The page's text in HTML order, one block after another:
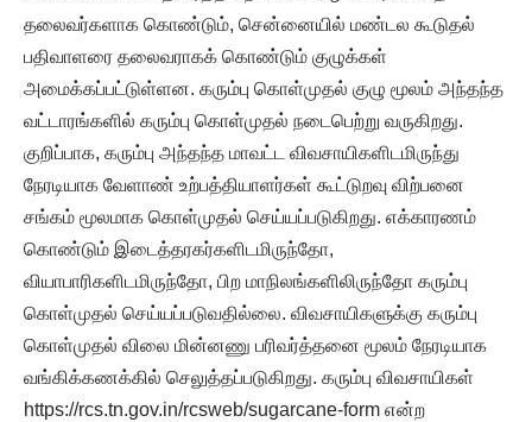
தலைவர்களாக கொண்டும், சென்னையில் மண்டல கூடுதல்
பதிவாளரை தலைவராகக் கொண்டும் குழுக்கள்
அமைக்கப்பட்டுள்ளன. கரும்பு கொள்முதல் குழு மூலம் அந்தந்த
வட்டாரங்களில் கரும்பு கொள்முதல் நடைபெற்று வருகிறது.
குறிப்பாக, கரும்பு அந்தந்த மாவட்ட விவசாயிகளிடமிருந்து
நேரடியாக வேளாண் உற்பத்தியாளர்கள் கூட்டுறவு விற்பனை
சங்கம் மூலமாக கொள்முதல் செய்யப்படுகிறது. எக்காரணம்
கொண்டும் இடைத்தரகர்களிடமிருந்தோ,
வியாபாரிகளிடமிருந்தோ, பிற மாநிலங்களிலிருந்தோ கரும்பு
கொள்முதல் செய்யப்படுவதில்லை. விவசாயிகளுக்கு கரும்பு
கொள்முதல் விலை மின்னணு பரிவர்த்தனை மூலம் நேரடியாக
வங்கிக்கணக்கில் செலுத்தப்படுகிறது. கரும்பு விவசாயிகள்
https://rcs.tn.gov.in/rcsweb/sugarcane-form என்ற